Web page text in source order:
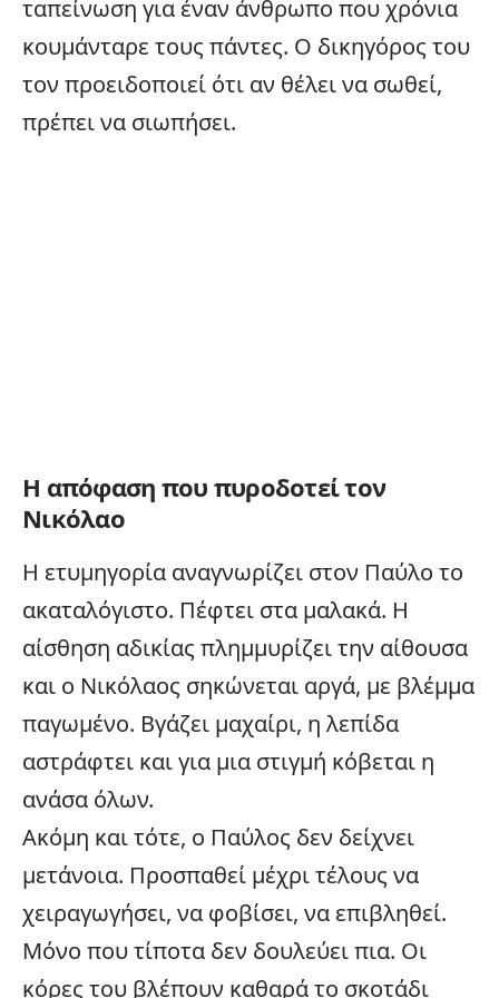
ταπείνωση για έναν άνθρωπο που χρόνια
κουμάνταρε τους πάντες. Ο δικηγόρος του
τον προειδοποιεί ότι αν θέλει να σωθεί,
πρέπει να σιωπήσει.
Η απόφαση που πυροδοτεί τον
Νικόλαο
Η ετυμηγορία αναγνωρίζει στον Παύλο το
ακαταλόγιστο. Πέφτει στα μαλακά. Η
αίσθηση αδικίας πλημμυρίζει την αίθουσα
και ο Νικόλαος σηκώνεται αργά, με βλέμμα
παγωμένο. Βγάζει μαχαίρι, η λεπίδα
αστράφτει και για μια στιγμή κόβεται η
ανάσα όλων.
Ακόμη και τότε, ο Παύλος δεν δείχνει
μετάνοια. Προσπαθεί μέχρι τέλους να
χειραγωγήσει, να φοβίσει, να επιβληθεί.
Μόνο που τίποτα δεν δουλεύει πια. Οι
κόρες του βλέπουν καθαρά το σκοτάδι